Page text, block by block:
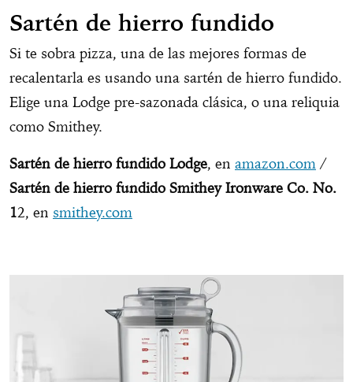
Sartén de hierro fundido
Si te sobra pizza, una de las mejores formas de
recalentarla es usando una sartén de hierro fundido.
Elige una Lodge pre-sazonada clásica, o una reliquia
como Smithey.
Sartén de hierro fundido Lodge, en amazon.com /
Sartén de hierro fundido Smithey Ironware Co. No.
12, en smithey.com